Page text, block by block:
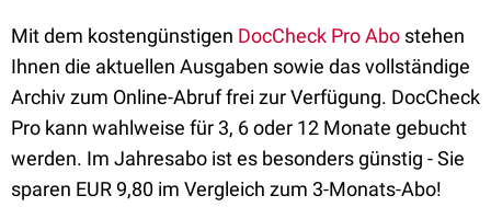
Mit dem kostengünstigen DocCheck Pro Abo stehen
Ihnen die aktuellen Ausgaben sowie das vollständige
Archiv zum Online-Abruf frei zur Verfügung. DocCheck
Pro kann wahlweise für 3, 6 oder 12 Monate gebucht
werden. Im Jahresabo ist es besonders günstig - Sie
sparen EUR 9,80 im Vergleich zum 3-Monats-Abo!